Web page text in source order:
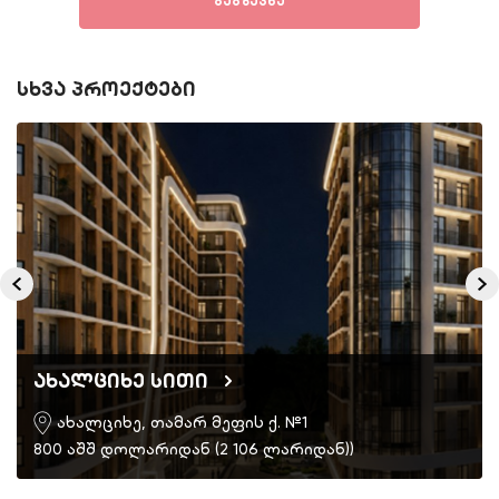
სხვა პროექტები
ახალციხე სითი
ახალციხე, თამარ მეფის ქ. №1
800 აშშ დოლარიდან (2 106 ლარიდან))